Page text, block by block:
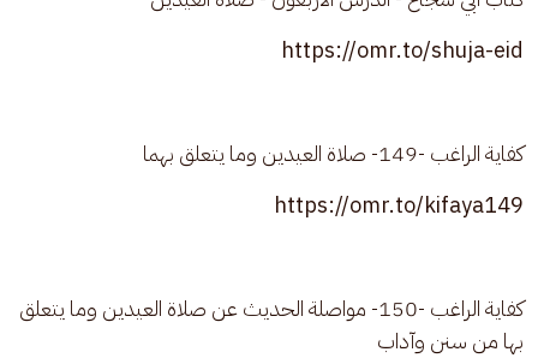
https://omr.to/shuja-eid
كفاية الراغب -149- صلاة العيدين وما يتعلق بهما
https://omr.to/kifaya149
كفاية الراغب -150- مواصلة الحديث عن صلاة العيدين وما يتعلق
بها من سنن وآداب